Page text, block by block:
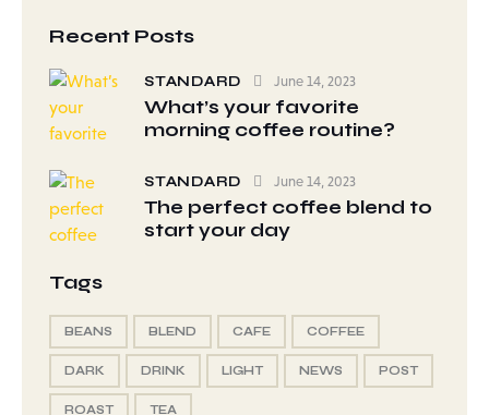
Recent Posts
STANDARD June 14, 2023
What’s your favorite
morning coffee routine?
STANDARD June 14, 2023
The perfect coffee blend to
start your day
Tags
BEANS BLEND CAFE COFFEE
DARK DRINK LIGHT NEWS POST
ROAST TEA